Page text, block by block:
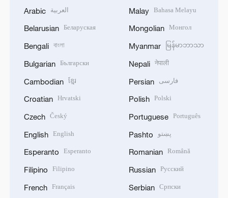
Arabic العربية
Belarusian Беларуская
Bengali বাংলা
Bulgarian Български
Cambodian ខ្មែរ
Croatian Hrvatski
Czech Český
English English
Esperanto Esperanto
Filipino Filipino
French Français
Malay Bahasa Melayu
Mongolian Монгол
Myanmar မြန်မာဘာသာ
Nepali नेपाली
Persian فارسی
Polish Polski
Portuguese Português
Pashto پښتو
Romanian Română
Russian Русский
Serbian Српски